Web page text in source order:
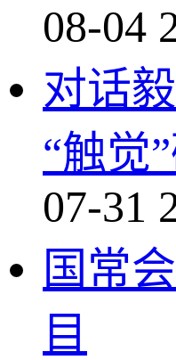
08-04
对话
“触觉
07-31
国常
目